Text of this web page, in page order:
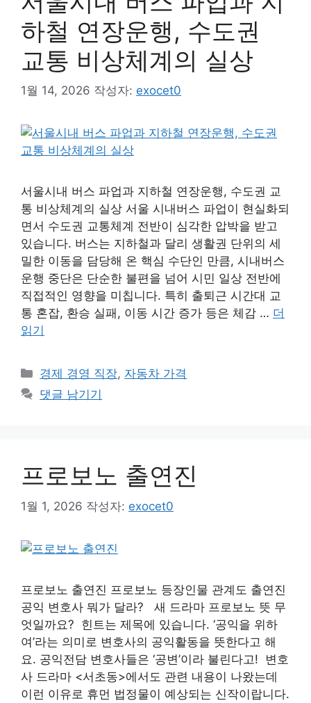
하철 연장운행, 수도권
교통 비상체계의 실상
1월 14, 2026 작성자: exocet0
서울시내 버스 파업과 지하철 연장운행, 수도권 교
통 비상체계의 실상 서울 시내버스 파업이 현실화되
면서 수도권 교통체계 전반이 심각한 압박을 받고
있습니다. 버스는 지하철과 달리 생활권 단위의 세
밀한 이동을 담당해 온 핵심 수단인 만큼, 시내버스
운행 중단은 단순한 불편을 넘어 시민 일상 전반에
직접적인 영향을 미칩니다. 특히 출퇴근 시간대 교
통 혼잡, 환승 실패, 이동 시간 증가 등은 체감 … 더
읽기
카
테
경제 경영 직장, 자동차 가격
댓글 남기기
프로보노 출연진
1월 1, 2026 작성자: exocet0
프로보노 출연진 프로보노 등장인물 관계도 출연진
공익 변호사 뭐가 달라? ​ ​ 새 드라마 프로보노 뜻 무
엇일까요? ​ 힌트는 제목에 있습니다. ‘공익을 위하
여’라는 의미로 변호사의 공익활동을 뜻한다고 해
요. 공익전담 변호사들은 ‘공변’이라 불린다고! ​ 변호
사 드라마 <서초동>에서도 관련 내용이 나왔는데
이런 이유로 휴먼 법정물이 예상되는 신작이랍니다.